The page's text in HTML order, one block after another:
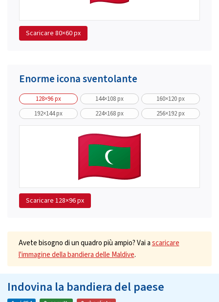
Scaricare 80×60 px
Enorme icona sventolante
128×96 px 144×108 px
160×120 px
192×144 px
224×168 px 256×192 px
Scaricare 128×96 px
Avete bisogno di un quadro più ampio? Vai ascaricare
l'immagine della bandiera delle Maldive.
Indovina la bandiera del paese